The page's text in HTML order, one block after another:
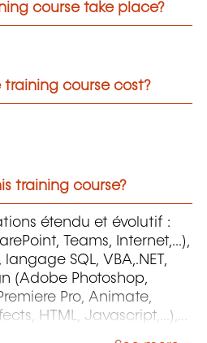
course take place?
course cost?
training course?
étendu et évolutif :
Teams, Internet,...),
langage SQL, VBA,.NET,
(Adobe Photoshop,
Pro, Animate,
HTML, Javascript,...),